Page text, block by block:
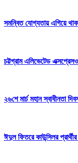
সমন্বিত যোগ্যতায় এগিয়ে
চট্টগ্রাম এলিভেটেড
২৬শে মার্চ মহান স্বাধীনতা
ঈদুল ফিতরে কাউন্সিলর